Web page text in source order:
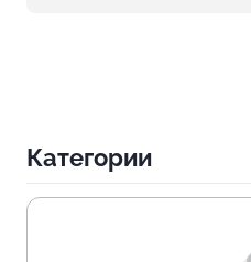
Категории